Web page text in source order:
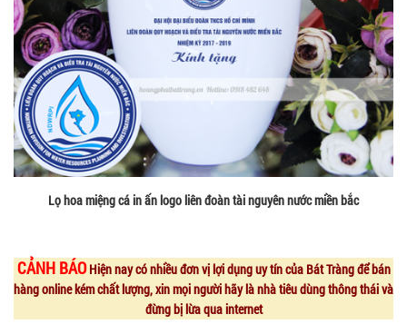
Lọ hoa miệng cá in ấn logo liên đoàn tài nguyên nước miền bắc
CẢNH BÁOHiện nay có nhiều đơn vị lợi dụng uy tín của Bát Tràng để bán
hàng online kém chất lượng, xin mọi người hãy là nhà tiêu dùng thông thái và
đừng bị lừa qua internet